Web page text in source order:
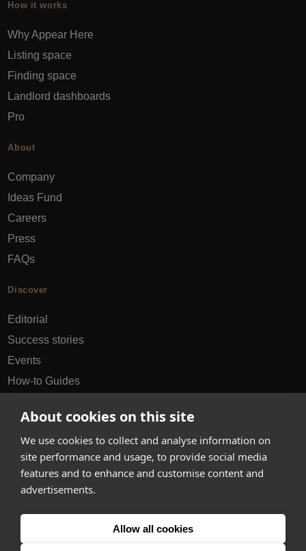
About cookies on this site
We use cookies to collect and analyse information on
site performance and usage, to provide social media
features and to enhance and customise content and
advertisements.
Allow all cookies
How it works
Why Appear Here
Listing space
Finding space
Landlord dashboards
Pro
About
Company
Ideas Fund
Careers
Press
FAQs
Discover
Editorial
Success stories
Events
How-to Guides
hello@appearhere.co.uk
United Kingdom